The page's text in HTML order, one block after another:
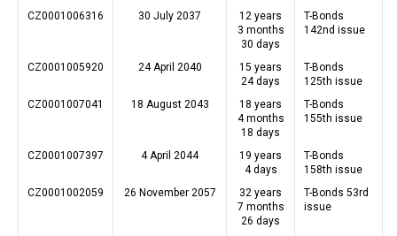
CZ0001006316 30 July 2037
12 years
3 months
30 days
T-Bonds
142nd issue
CZ0001005920 24 April 2040
15 years
24 days
T-Bonds
125th issue
CZ0001007041
18 August 2043
18 years
4 months
18 days
T-Bonds
155th issue
CZ0001007397 4 April 2044
19 years
4 days
T-Bonds
158th issue
CZ0001002059
26 November 2057
32 years
7 months
26 days
T-Bonds 53rd
issue